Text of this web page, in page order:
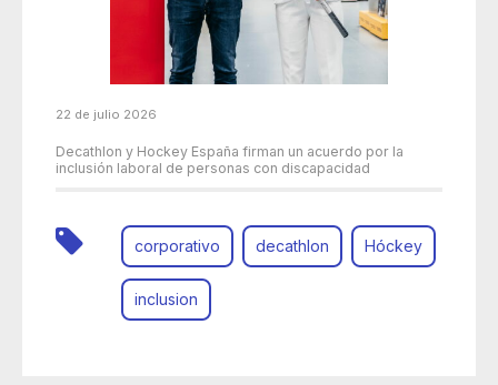
22 de julio 2026
Decathlon y Hockey España firman un acuerdo por la
inclusión laboral de personas con discapacidad
corporativo decathlon Hóckey
inclusion